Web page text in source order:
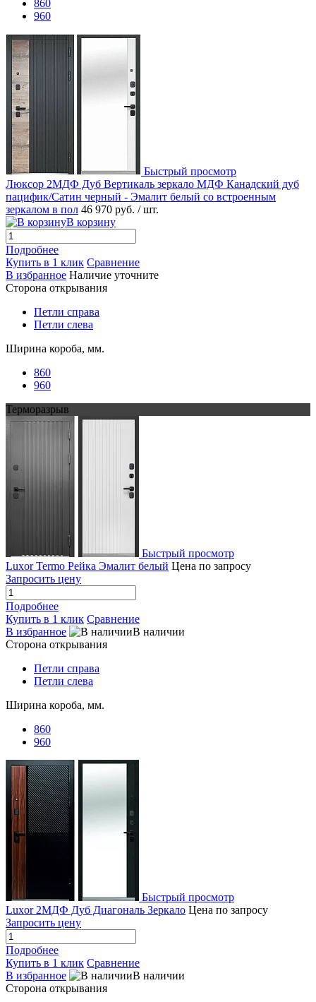
860
960
Быстрый просмотр
Люксор 2МДФ Дуб Вертикаль зеркало МДФ Канадский дуб
пацифик/Сатин черный - Эмалит белый со встроенным
зеркалом в пол 46 970 руб. / шт.
В корзину
Подробнее
Купить в 1 клик Сравнение
В избранное Наличие уточните
Сторона открывания
Петли справа
Петли слева
Ширина короба, мм.
860
960
Терморазрыв
Быстрый просмотр
Luxor Termo Рейка Эмалит белый Цена по запросу
Запросить цену
Подробнее
Купить в 1 клик Сравнение
В избранное
В наличии
Сторона открывания
Петли справа
Петли слева
Ширина короба, мм.
860
960
Быстрый просмотр
Luxor 2МДФ Дуб Диагональ Зеркало Цена по запросу
Запросить цену
Подробнее
Купить в 1 клик Сравнение
В избранное
В наличии
Сторона открывания